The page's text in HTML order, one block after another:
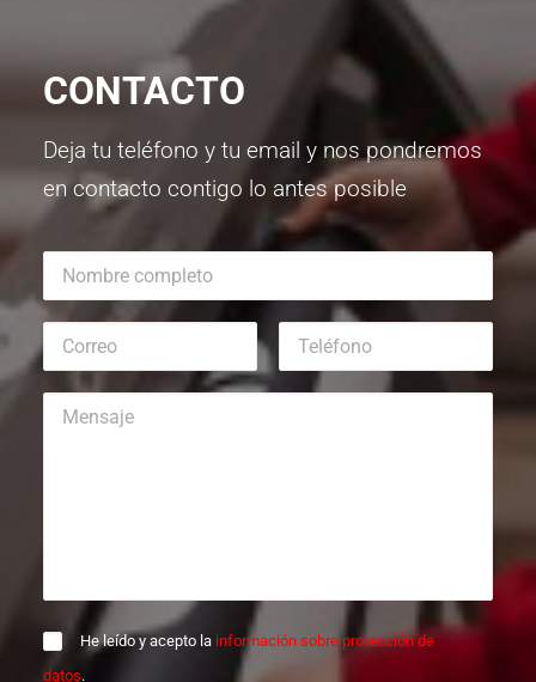
CONTACTO
Deja tu teléfono y tu email y nos pondremos
en contacto contigo lo antes posible
He leído y acepto la información sobre protección de
datos.